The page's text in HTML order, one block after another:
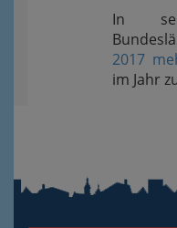
In
2017
im Jahr